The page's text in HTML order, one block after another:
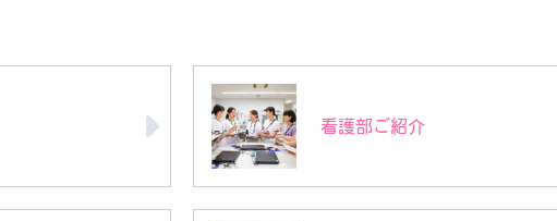
看護部ご紹介